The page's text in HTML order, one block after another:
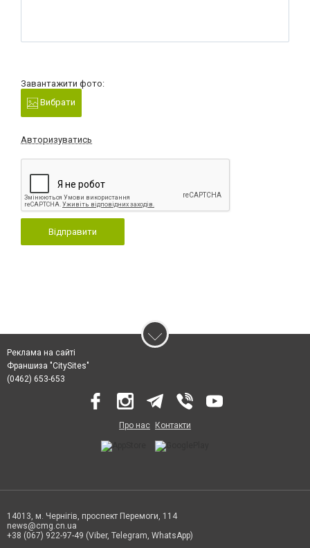
Завантажити фото:
Вибрати
Авторизуватись
Відправити
Реклама на сайті
Франшиза "CitySites"
(0462) 653-653
Про нас Контакти
14013, м. Чернігів, проспект Перемоги, 114
news@cmg.cn.ua
+38 (067) 922-97-49 (Viber, Telegram, WhatsApp)